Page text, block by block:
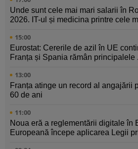
Unde sunt cele mai mari salarii în
2026. IT-ul și medicina printre cele
15:00
Eurostat: Cererile de azil în UE
Franța și Spania rămân principalele
13:00
Franța atinge un record al angajării
60 de ani
11:00
Noua eră a reglementării digitale în
Europeană începe aplicarea Legii